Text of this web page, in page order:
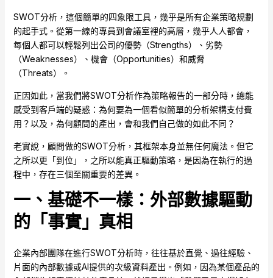
SWOT分析，這個簡單的四象限工具，幾乎是所有企業策略規劃
的起手式。從第一線的專員到會議室裡的高層，幾乎人人都會，
每個人都可以輕鬆列出公司的優勢（Strengths）、劣勢
（Weaknesses）、機會（Opportunities）和威脅
（Threats）。
正因如此，當我們將SWOT分析作為策略報告的一部分時，總能
感受到客戶端的疑惑：為何要為一個看似簡單的分析架構支付費
用？以及，為何顧問的產出，會和我們自己做的如此不同？
老實說，顧問做的SWOT分析，其框架本身並無任何魔法。但它
之所以更「到位」，之所以能真正驅動策略，是因為在執行的過
程中，存在三個至關重要的差異。
一、基礎不一樣：外部數據驅動
的「事實」真相
企業內部團隊在進行SWOT分析時，往往基於直覺、過往經驗、
片面的內部數據或AI提供的次級資料產出。例如，因為某個產品的